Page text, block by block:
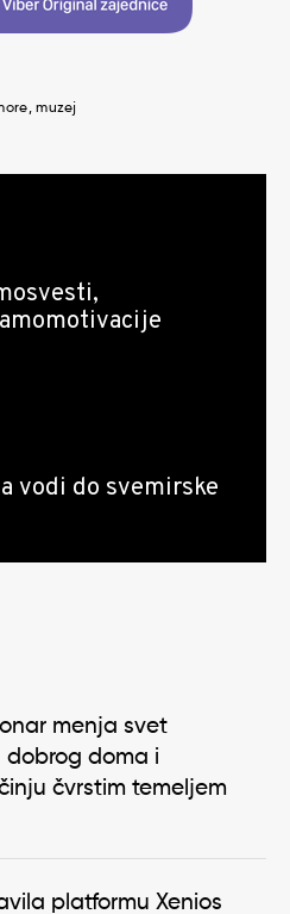
muzej
vodi do svemirske
menja svet
dobrog doma i
čvrstim temeljem
platformu Xenios